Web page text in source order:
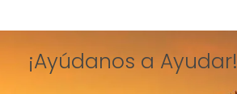
¡Ayúdanos a Ayudar!